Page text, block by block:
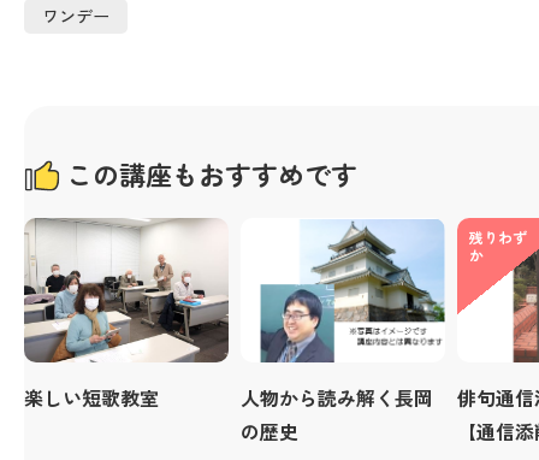
ワンデー
この講座もおすすめです
楽しい短歌教室
人物から読み解く長岡
の歴史
残りわず
か
俳句通
【通信